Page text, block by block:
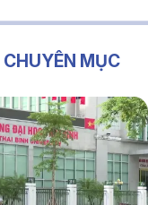
MỤC